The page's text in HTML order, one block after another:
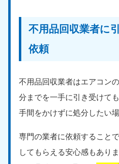
不用品回収業者に
依頼
不用品回収業者はエアコン
分までを一手に引き受けて
手間をかけずに処分したい
専門の業者に依頼すること
してもらえる安心感もあり
050-1881-5258
9:00〜19:00 年中無休
富山県
050-1881-5262
新潟県
050-1881-5263
9:00〜19:00 年中無休
近畿
大阪府